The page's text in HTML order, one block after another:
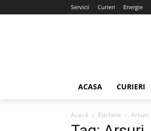
Servicii Curieri Energie
ACASA CURIERI
Acasă Etichete Arsuri